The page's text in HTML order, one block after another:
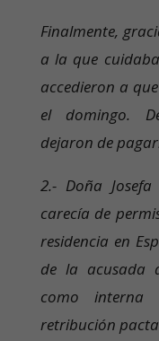
Finalmente,
a la que
accedieron a
el domingo.
dejaron de
2.- Doña
carecía de
residencia en
de la acusada
como
retribución